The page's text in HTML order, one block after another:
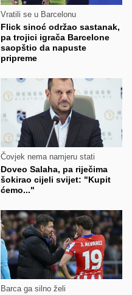
Vratili se u Barcelonu
Flick sinoć održao sastanak,
pa trojici igrača Barcelone
saopštio da napuste
pripreme
Čovjek nema namjeru stati
Doveo Salaha, pa riječima
šokirao cijeli svijet: "Kupit
ćemo..."
Barca ga silno želi